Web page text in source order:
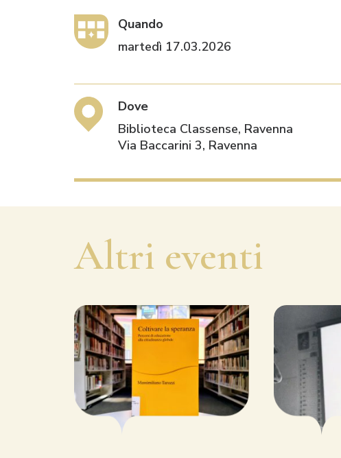
Quando
martedì 17.03.2026
Dove
Biblioteca Classense, Ravenna
Via Baccarini 3, Ravenna
Altri eventi